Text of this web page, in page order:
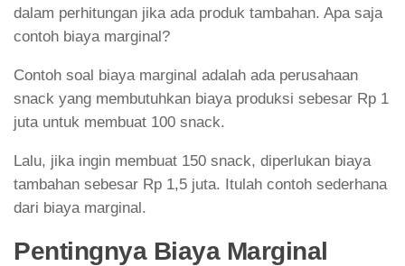
dalam perhitungan jika ada produk tambahan. Apa saja
contoh biaya marginal?
Contoh soal biaya marginal adalah ada perusahaan
snack yang membutuhkan biaya produksi sebesar Rp 1
juta untuk membuat 100 snack.
Lalu, jika ingin membuat 150 snack, diperlukan biaya
tambahan sebesar Rp 1,5 juta. Itulah contoh sederhana
dari biaya marginal.
Pentingnya Biaya Marginal